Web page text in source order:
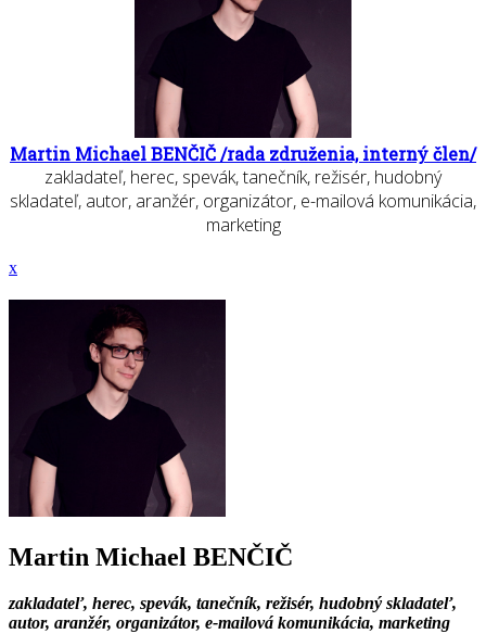
Martin Michael BENČIČ /rada združenia, interný člen/
zakladateľ, herec, spevák, tanečník, režisér, hudobný
skladateľ, autor, aranžér, organizátor, e-mailová komunikácia,
marketing
x
Martin Michael BENČIČ
zakladateľ, herec, spevák, tanečník, režisér, hudobný skladateľ,
autor, aranžér, organizátor, e-mailová komunikácia, marketing